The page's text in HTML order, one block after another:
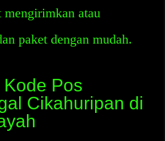
mengirimkan atau
paket dengan mudah.
Pos
Cikahuripan di